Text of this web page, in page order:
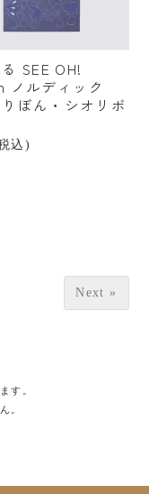
栃木
SEE OH!
ノルディック
りぼん・シオリボ
込)
Next »
す。
。